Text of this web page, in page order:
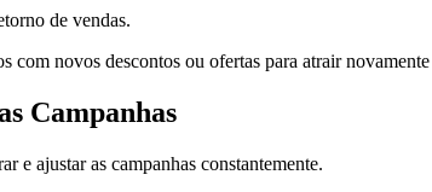
de vendas.
com novos descontos ou ofertas para atrair
Campanhas
e ajustar as campanhas constantemente.